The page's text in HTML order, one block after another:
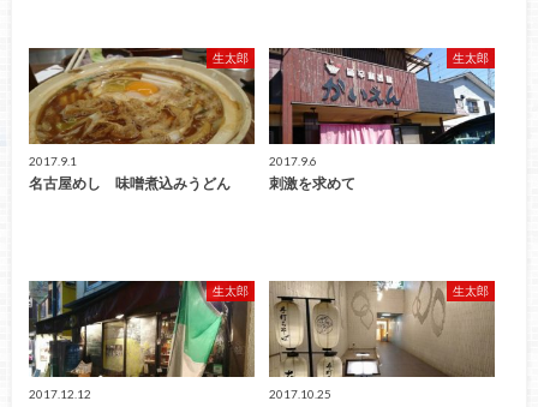
生太郎
2017.9.1
名古屋めし 味噌煮込みうどん
生太郎
2017.9.6
刺激を求めて
生太郎
2017.12.12
生太郎
2017.10.25